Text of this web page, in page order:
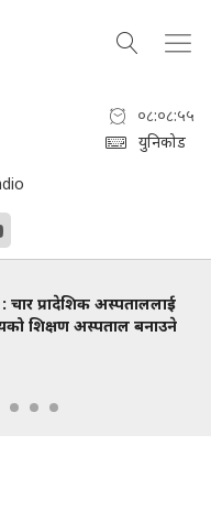
०८:०८:५६
युनिकोड
चार प्रादेशिक अस्पताललाई
शिक्षण अस्पताल बनाउने